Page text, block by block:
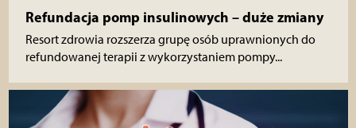
Refundacja pomp insulinowych – duże zmiany
Resort zdrowia rozszerza grupę osób uprawnionych do
refundowanej terapii z wykorzystaniem pompy...